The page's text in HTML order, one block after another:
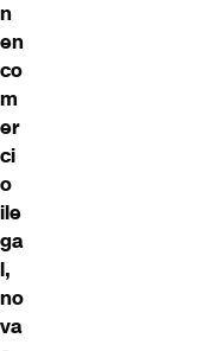
n
en
co
m
er
ci
o
ile
ga
l,
no
va